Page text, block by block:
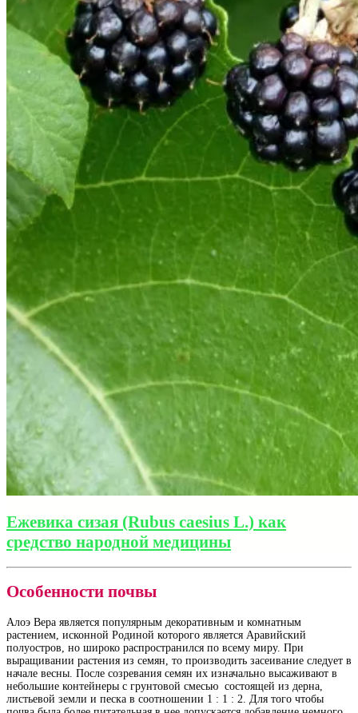
Ежевика сизая (Rubus caesius L.) как
средство народной медицины
Особенности почвы
Алоэ Вера является популярным декоративным и комнатным
растением, исконной Родиной которого является Аравийский
полуостров, но широко распространился по всему миру. При
выращивании растения из семян, то производить засеивание следует в
начале весны. После созревания семян их изначально высаживают в
небольшие контейнеры с грунтовой смесью состоящей из дерна,
листьевой земли и песка в соотношении 1 : 1 : 2. Для того чтобы